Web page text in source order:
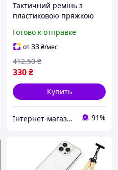
Тактичний ремінь з
пластиковою пряжкою
брендовый ремень для
активного отдыха Black/
Чёрный
Готово к отправке
от33₴/мес
330₴
412.50 ₴
Купить
Інтернет-магазин Mike Shop of Home 91%